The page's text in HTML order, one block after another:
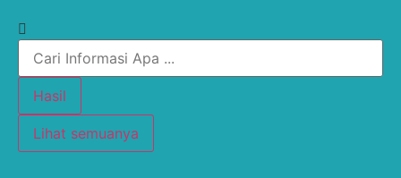
Hasil
Lihat semuanya